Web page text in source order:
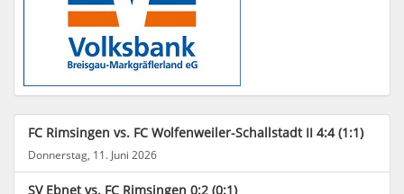
FC Rimsingen vs. FC Wolfenweiler-Schallstadt II 4:4 (1:1)
Donnerstag, 11. Juni 2026
SV Ebnet vs. FC Rimsingen 0:2 (0:1)